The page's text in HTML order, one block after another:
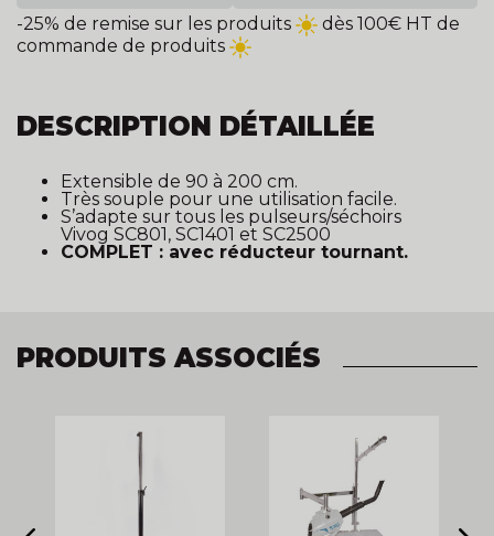
-25% de remise sur les produits
dès 100€ HT de
commande de produits
DESCRIPTION DÉTAILLÉE
Extensible de 90 à 200 cm.
Très souple pour une utilisation facile.
S’adapte sur tous les pulseurs/séchoirs
Vivog SC801, SC1401 et SC2500
COMPLET : avec réducteur tournant.
PRODUITS ASSOCIÉS